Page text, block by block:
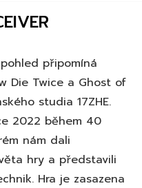
připomíná
Die Twice a Ghost of
studia 17ZHE.
2022 během 40
nám dali
hry a představili
Hra je zasazena